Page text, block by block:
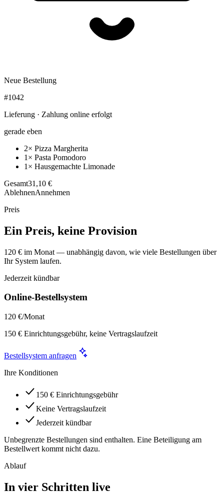
Neue Bestellung
#1042
Lieferung · Zahlung online erfolgt
gerade eben
2× Pizza Margherita
1× Pasta Pomodoro
1× Hausgemachte Limonade
Gesamt31,10 €
AblehnenAnnehmen
Preis
Ein Preis, keine Provision
120 € im Monat — unabhängig davon, wie viele Bestellungen über
Ihr System laufen.
Jederzeit kündbar
Online-Bestellsystem
120 €/Monat
150 € Einrichtungsgebühr, keine Vertragslaufzeit
Bestellsystem anfragen
Ihre Konditionen
150 € Einrichtungsgebühr
Keine Vertragslaufzeit
Jederzeit kündbar
Unbegrenzte Bestellungen sind enthalten. Eine Beteiligung am
Bestellwert kommt nicht dazu.
Ablauf
In vier Schritten live